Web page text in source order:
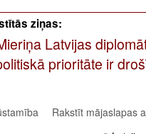
ziņas:
Latvijas
prioritāte ir
Rakstīt mājaslapas